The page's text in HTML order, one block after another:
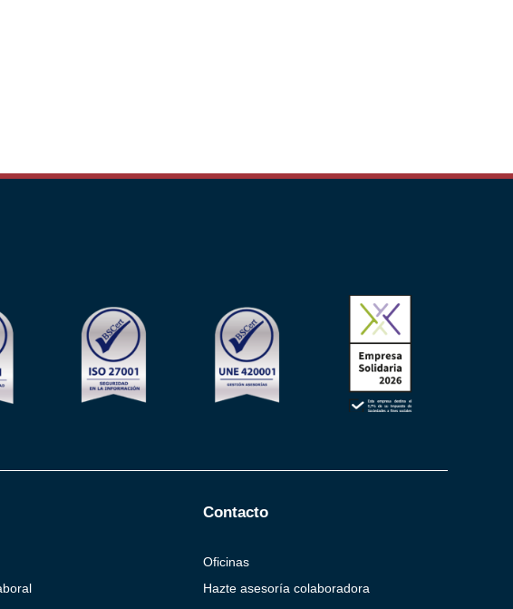
Contacto
Oficinas
Hazte asesoría colaboradora